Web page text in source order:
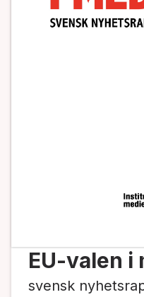
EU-valen i
svensk